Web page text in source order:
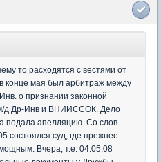
то расходятся с вестями от
мая был арбитраж между
о признании законной
м/д Др-Инв и ВНИИССОК. Дело
подала апелляцию. Со слов
состоялся суд, где прежнее
Вчера, т.е. 04.05.08